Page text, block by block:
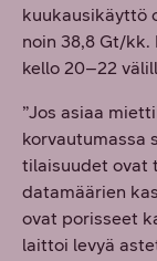
kuukausikäyttö
noin 38,8 Gt/
kello 20–22
”Jos asiaa
korvautumassa
tilaisuudet ovat
datamäärien
ovat porisseet
laittoi levyä